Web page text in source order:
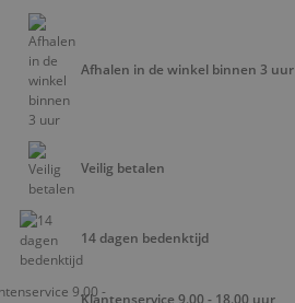
Afhalen in de winkel binnen 3 uur
Veilig betalen
14 dagen bedenktijd
Klantenservice 9.00 - 18.00 uur